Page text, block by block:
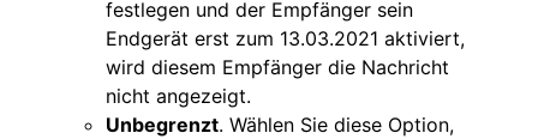
festlegen und der Empfänger sein
Endgerät erst zum 13.03.2021 aktiviert,
wird diesem Empfänger die Nachricht
nicht angezeigt.
Unbegrenzt. Wählen Sie diese Option,